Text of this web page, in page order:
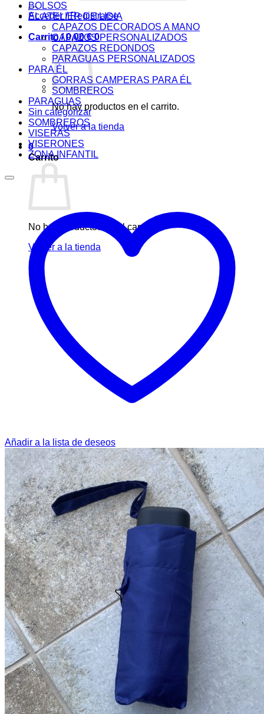
Acceder / Registrarse
Carrito /0,00€ 0
No hay productos en el carrito.
Volver a la tienda
0
Carrito
No hay productos en el carrito.
Volver a la tienda
BOLSOS
EL ATELIER DE LIDIA
CAPAZOS DECORADOS A MANO
CAPAZOS PERSONALIZADOS
CAPAZOS REDONDOS
PARAGUAS PERSONALIZADOS
PARA ÉL
GORRAS CAMPERAS PARA ÉL
SOMBREROS
PARAGUAS
Sin categorizar
SOMBREROS
VISERAS
VISERONES
ZONA INFANTIL
Añadir a la lista de deseos